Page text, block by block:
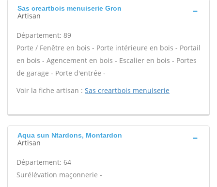
Sas creartbois menuiserie Gron
Artisan
Département: 89
Porte / Fenêtre en bois - Porte intérieure en bois - Portail
en bois - Agencement en bois - Escalier en bois - Portes
de garage - Porte d'entrée -
Voir la fiche artisan : Sas creartbois menuiserie
Aqua sun Ntardons, Montardon
Artisan
Département: 64
Surélévation maçonnerie -